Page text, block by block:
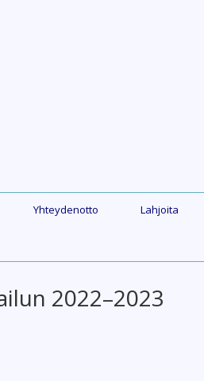
Yhteydenotto Lahjoita
2022–2023